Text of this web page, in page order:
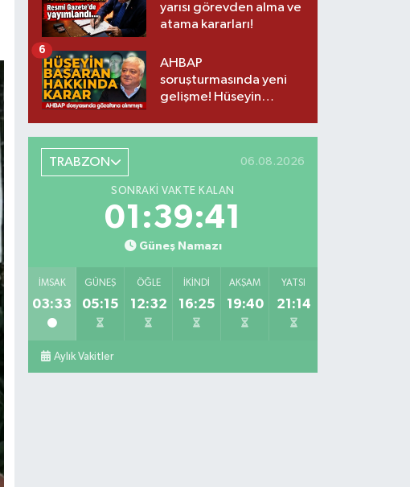
yarısı görevden alma ve
atama kararları!
AHBAP
soruşturmasında yeni
gelişme! Hüseyin
6
TRABZON 06.08.2026
SONRAKI VAKTE KALAN
01:39:39
Güneş Namazı
İMSAK
03:33
GÜNEŞ
05:15
ÖĞLE
12:32
İKINDI
16:25
AKŞAM
19:40
YATSI
21:14
Aylık Vakitler